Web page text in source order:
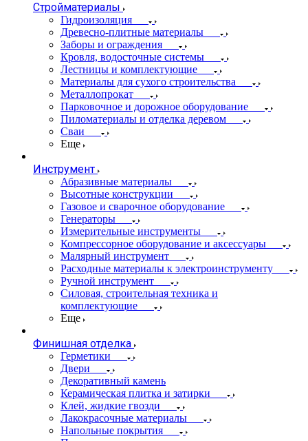
Стройматериалы
Гидроизоляция
Древесно-плитные материалы
Заборы и ограждения
Кровля, водосточные системы
Лестницы и комплектующие
Материалы для сухого строительства
Металлопрокат
Парковочное и дорожное оборудование
Пиломатериалы и отделка деревом
Сваи
Еще
Инструмент
Абразивные материалы
Высотные конструкции
Газовое и сварочное оборудование
Генераторы
Измерительные инструменты
Компрессорное оборудование и аксессуары
Малярный инструмент
Расходные материалы к электроинструменту
Ручной инструмент
Силовая, строительная техника и
комплектующие
Еще
Финишная отделка
Герметики
Двери
Декоративный камень
Керамическая плитка и затирки
Клей, жидкие гвозди
Лакокрасочные материалы
Напольные покрытия